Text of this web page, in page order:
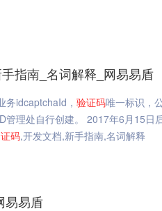
手指南_名词解释_网易易盾
务idcaptchaId， 验证码唯一标识，
管理处自行创建。 2017年6月15日
码,开发文档,新手指南,名词解释
易易盾